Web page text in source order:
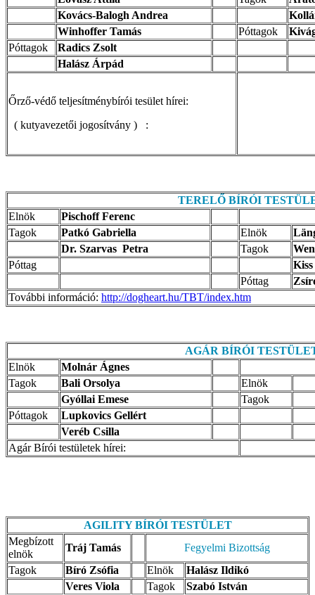
Kovács-Balogh Andrea
Winhoffer Tamás
Póttagok
Póttagok
Radics Zsolt
Halász Árpád
Őrző-védő teljesítménybírói tesület hírei:
( kutyavezetői jogosítvány ) :
TERELŐ BÍRÓI
Elnök
Pischoff Ferenc
Tagok
Patkó Gabriella Elnök
Dr. Szarvas Petra
Tagok
Póttag
Póttag
További információ: http://dogheart.hu/TBT/index.htm
AGÁR BÍRÓI
Elnök
Molnár Ágnes
Tagok
Bali Orsolya
Elnök
Gyóllai Emese
Tagok
Póttagok
Lupkovics Gellért
Veréb Csilla
Agár Bírói testületek hírei:
AGILITY BÍRÓI TESTÜLET
Megbízott
elnök
Tráj Tamás
Fegyelmi Bizottság
Tagok
Bíró Zsófia Elnök
Halász Ildikó
Veres Viola
Tagok
Szabó István